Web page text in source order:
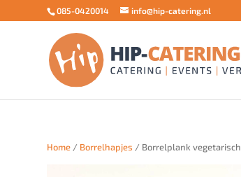
085-0420014 info@hip-catering.nl
Home / Borrelhapjes / Borrelplank vegetarisch